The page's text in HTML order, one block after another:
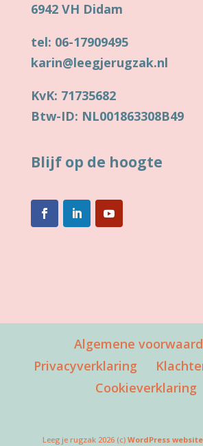
6942 VH Didam
tel: 06-17909495
karin@leegjerugzak.nl
KvK: 71735682
Btw-ID: NL001863308B49
Blijf op de hoogte
Algemene
Privacyverklaring
Cookieverklaring
Leeg je rugzak 2026 (c)WordPress